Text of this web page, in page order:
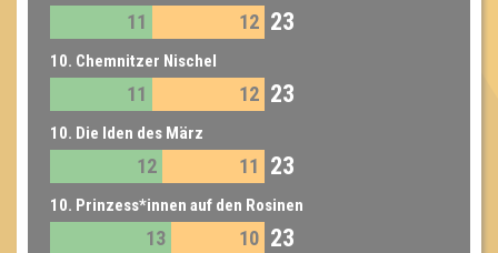
11 12 23
10. Chemnitzer Nischel
11 12 23
10. Die Iden des März
12 11 23
10. Prinzess*innen auf den Rosinen
13 10 23